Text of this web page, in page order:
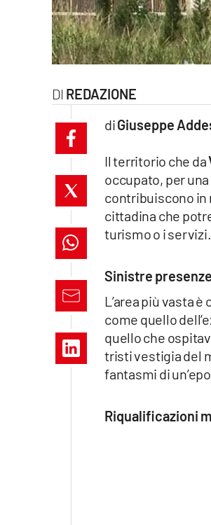
lacitymag.it
cosenzachannel.it
catanzarochannel.it
lacapitalenews.it
REDAZIONE
diGiuseppe
Il territorio che da
occupato, per
contribuiscono in
cittadina che
turismo o i
Sinistre presenze
L’area più vasta
come quello
quello che
tristi vestigia del
fantasmi di
Riqualificazioni